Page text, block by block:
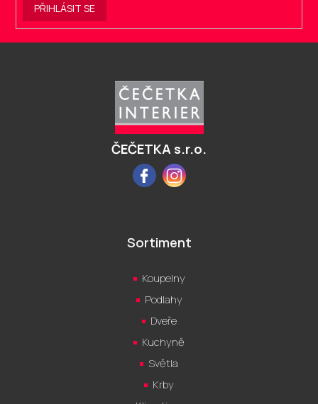
PŘIHLÁSIT SE
ČEČETKA s.r.o.
FacebookInstagram
Sortiment
Koupelny
Podlahy
Dveře
Kuchyně
Světla
Krby